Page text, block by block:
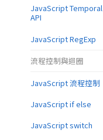
JavaScript Temporal
API
JavaScript RegExp
流程控制與迴圈
JavaScript 流程控制
JavaScript if else
JavaScript switch